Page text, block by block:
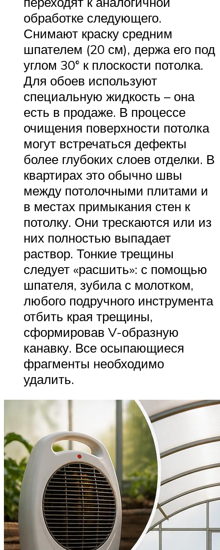
обработке следующего.
Снимают краску средним
шпателем (20 см), держа его под
углом 30° к плоскости потолка.
Для обоев используют
специальную жидкость – она
есть в продаже. В процессе
очищения поверхности потолка
могут встречаться дефекты
более глубоких слоев отделки. В
квартирах это обычно швы
между потолочными плитами и
в местах примыкания стен к
потолку. Они трескаются или из
них полностью выпадает
раствор. Тонкие трещины
следует «расшить»: с помощью
шпателя, зубила с молотком,
любого подручного инструмента
отбить края трещины,
сформировав V-образную
канавку. Все осыпающиеся
фрагменты необходимо
удалить.